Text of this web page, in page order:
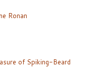
Ronan
of Spiking-Beard